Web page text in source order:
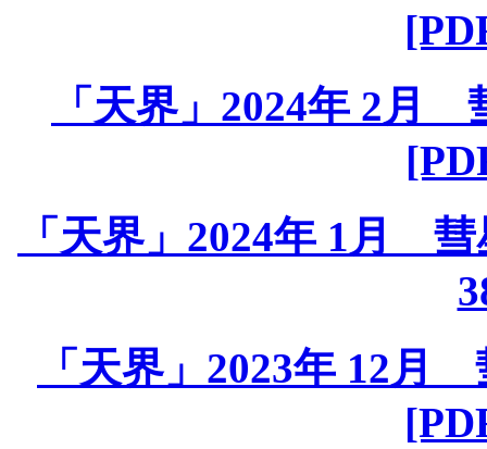
「天界」2024年 2月
「天界」2024年 1月
「天界」2023年 12月